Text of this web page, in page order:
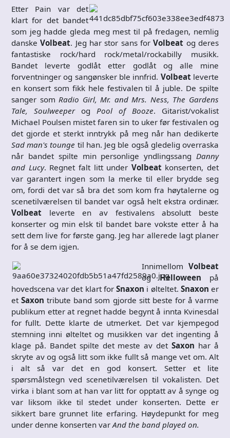
Etter Pain var det
klart for det bandet
som jeg hadde gleda meg mest til på fredagen, nemlig
danskeVolbeat. Jeg har stor sans forVolbeat og deres
fantastiske rock/hard rock/metal/rockabilly musikk.
Bandet leverte godlåt etter godlåt og alle mine
forventninger og sangønsker ble innfrid. Volbeat leverte
en konsert som fikk hele festivalen til å juble. De spilte
sanger som Radio Girl, Mr. and Mrs. Ness, The Gardens
Tale, Soulweeper og Pool of Booze. Gitarist/vokalist
Michael Poulsen mistet faren sin to uker før festivalen og
det gjorde et sterkt inntrykk på meg når han dedikerte
Sad man's tounge til han. Jeg ble også gledelig overraska
når bandet spilte min personlige yndlingssang Danny
and Lucy. Regnet falt litt under Volbeat konserten, det
var garantert ingen som la merke til eller brydde seg
om, fordi det var så bra det som kom fra høytalerne og
scenetilværelsen til bandet var også helt ekstra ordinær.
Volbeat leverte en av festivalens absolutt beste
konserter og min elsk til bandet bare vokste etter å ha
sett dem live for første gang. Jeg har allerede lagt planer
for å se dem igjen.
Innimellom Volbeat
ogHelloween på
hovedscena var det klart forSnaxon i ølteltet. Snaxoner
etSaxon tribute band som gjorde sitt beste for å varme
publikum etter at regnet hadde begynt å innta Kvinesdal
for fullt. Dette klarte de utmerket. Det var kjempegod
stemning inni ølteltet og musikken var det ingenting å
klage på. Bandet spilte det meste av detSaxon har å
skryte av og også litt som ikke fullt så mange vet om. Alt
i alt så var det en god konsert. Setter et lite
spørsmålstegn ved scenetilværelsen til vokalisten. Det
virka i blant som at han var litt for opptatt av å synge og
var liksom ikke til stedet under konserten. Dette er
sikkert bare grunnet lite erfaring. Høydepunkt for meg
under denne konserten var And the band played on.